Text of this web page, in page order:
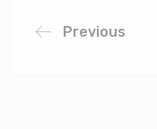
Previous